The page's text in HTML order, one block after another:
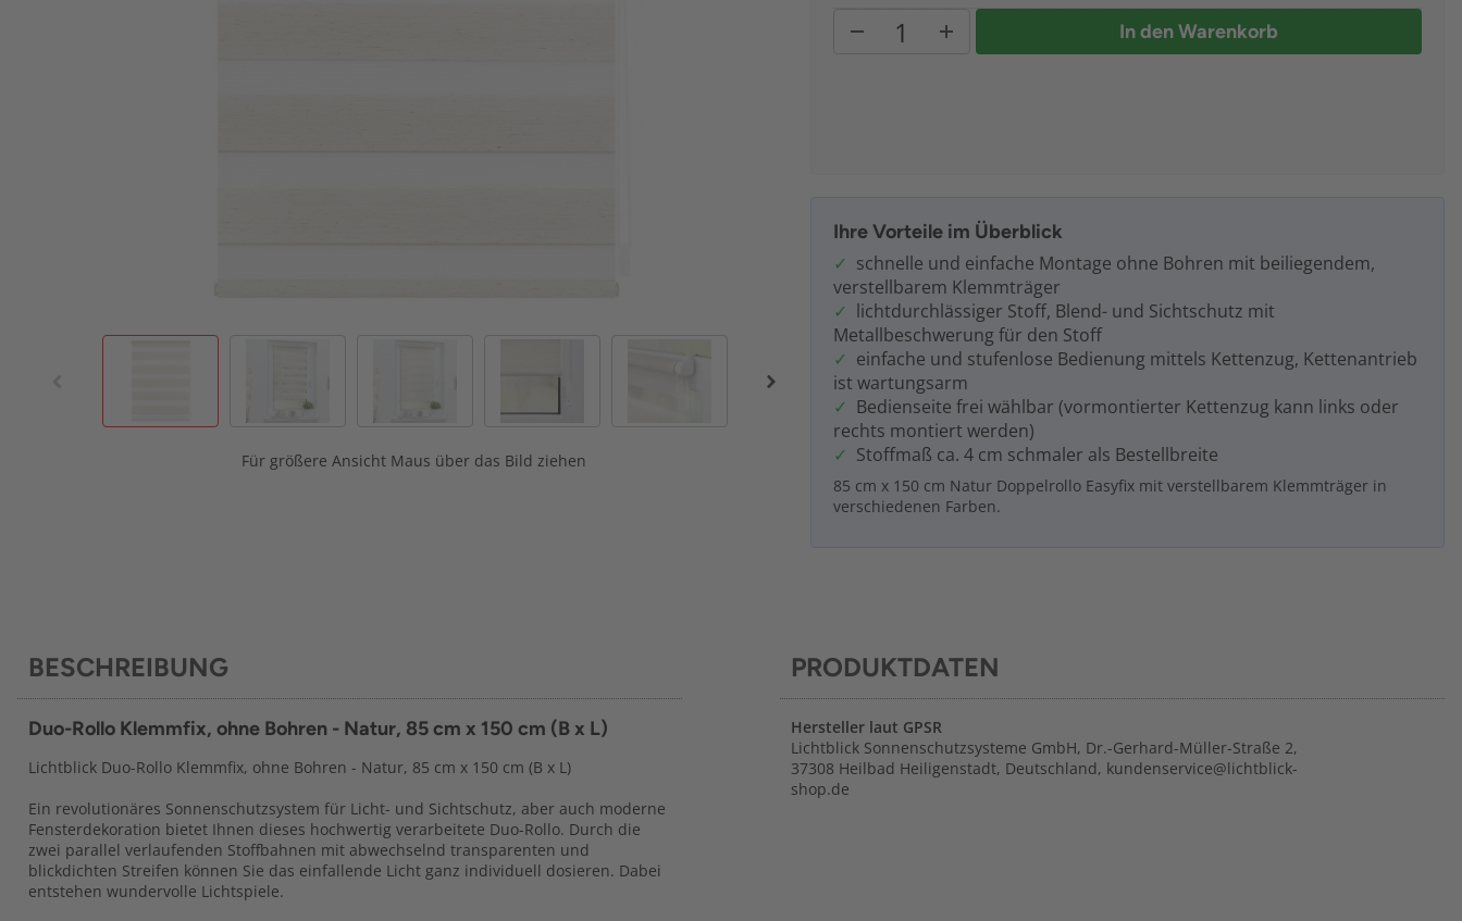
Für größere Ansicht Maus über das Bild ziehen
In den Warenkorb
Ihre Vorteile im Überblick
schnelle und einfache Montage ohne Bohren mit beiliegendem,
verstellbarem Klemmträger
lichtdurchlässiger Stoff, Blend- und Sichtschutz mit
Metallbeschwerung für den Stoff
einfache und stufenlose Bedienung mittels Kettenzug, Kettenantrieb
ist wartungsarm
Bedienseite frei wählbar (vormontierter Kettenzug kann links oder
rechts montiert werden)
Stoffmaß ca. 4 cm schmaler als Bestellbreite
85 cm x 150 cm Natur Doppelrollo Easyfix mit verstellbarem Klemmträger in
verschiedenen Farben.
BESCHREIBUNG
Duo-Rollo Klemmfix, ohne Bohren - Natur, 85 cm x 150 cm (B x L)
Lichtblick Duo-Rollo Klemmfix, ohne Bohren - Natur, 85 cm x 150 cm (B x L)
Ein revolutionäres Sonnenschutzsystem für Licht- und Sichtschutz, aber auch moderne
Fensterdekoration bietet Ihnen dieses hochwertig verarbeitete Duo-Rollo. Durch die
zwei parallel verlaufenden Stoffbahnen mit abwechselnd transparenten und
blickdichten Streifen können Sie das einfallende Licht ganz individuell dosieren. Dabei
entstehen wundervolle Lichtspiele.
PRODUKTDATEN
Hersteller laut GPSR
Lichtblick Sonnenschutzsysteme GmbH, Dr.-Gerhard-Müller-Straße 2,
37308 Heilbad Heiligenstadt, Deutschland, kundenservice@lichtblick-
shop.de